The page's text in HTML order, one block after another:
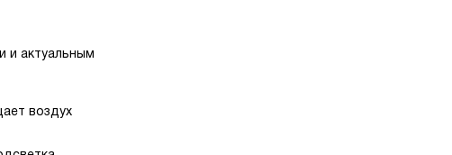
и актуальным
воздух